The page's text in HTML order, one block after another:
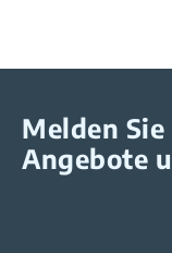
Melden
Angebote